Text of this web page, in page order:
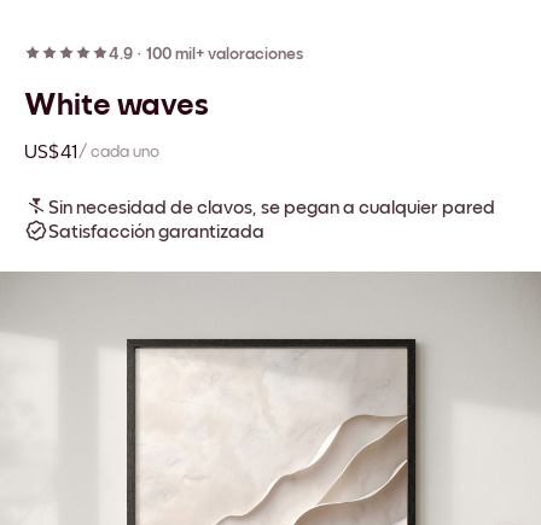
4.9 · 100 mil+ valoraciones
White waves
US$41 / cada uno
Sin necesidad de clavos, se pegan a cualquier pared
Satisfacción garantizada